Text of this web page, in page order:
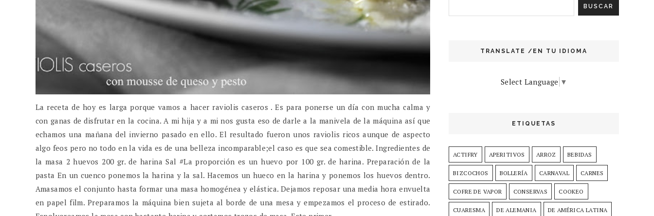
La receta de hoy es larga porque vamos a hacer raviolis caseros . Es para ponerse un día con mucha calma y
con ganas de disfrutar en la cocina. A mi hija y a mi nos gusta eso de darle a la manivela de la máquina así que
echamos una mañana del invierno pasado en ello. El resultado fueron unos raviolis ricos aunque de aspecto
algo feos pero no todo en la vida es de una belleza incomparable;el caso es que sea comestible. Ingredientes de
la masa 2 huevos 200 gr. de harina Sal #La proporción es un huevo por 100 gr. de harina. Preparación de la
pasta En un cuenco ponemos la harina y la sal. Hacemos un hueco en la harina y ponemos los huevos dentro.
Amasamos el conjunto hasta formar una masa homogénea y elástica. Dejamos reposar una media hora envuelta
en papel film. Preparamos la máquina bien sujeta al borde de una mesa y empezamos el proceso de estirado.
TRANSLATE /EN TU IDIOMA
Select Language ▼
ETIQUETAS
ACTIFRY APERITIVOS ARROZ BEBIDAS
BIZCOCHOS BOLLERÍA CARNAVAL CARNES
COFRE DE VAPOR CONSERVAS COOKEO
CUARESMA DE ALEMANIA DE AMÉRICA LATINA